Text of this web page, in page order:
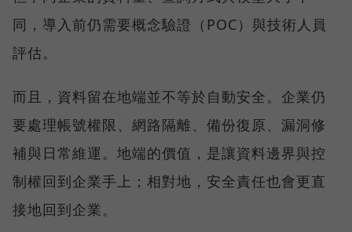
同，導入前仍需要概念驗證（POC）與技術人員
評估。
而且，資料留在地端並不等於自動安全。企業仍
要處理帳號權限、網路隔離、備份復原、漏洞修
補與日常維運。地端的價值，是讓資料邊界與控
制權回到企業手上；相對地，安全責任也會更直
接地回到企業。